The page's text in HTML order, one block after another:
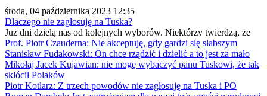
środa, 04 października 2023 12:35
Dlaczego nie zagłosuję na Tuska?
Już dni dzielą nas od kolejnych wyborów. Niektórzy twierdzą, że
Prof. Piotr Czauderna: Nie akceptuję, gdy gardzi się słabszym
Stanisław Fudakowski: On chce rządzić i dzielić a to jest za mało
Mikołaj Jacek Kujawian: nie mogę wybaczyć panu Tuskowi, że tak
skłócił Polaków
Piotr Kotlarz: Z trzech powodów nie zagłosuję na Tuska i PO